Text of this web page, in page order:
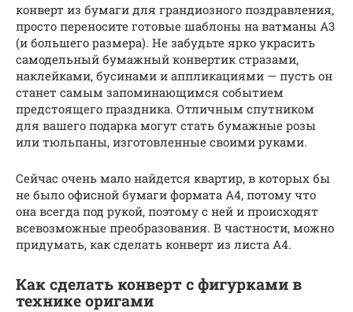
конверт из бумаги для грандиозного поздравления,
просто переносите готовые шаблоны на ватманы А3
(и большего размера). Не забудьте ярко украсить
самодельный бумажный конвертик стразами,
наклейками, бусинами и аппликациями — пусть он
станет самым запоминающимся событием
предстоящего праздника. Отличным спутником
для вашего подарка могут стать бумажные розы
или тюльпаны, изготовленные своими руками.
Сейчас очень мало найдется квартир, в которых бы
не было офисной бумаги формата А4, потому что
она всегда под рукой, поэтому с ней и происходят
всевозможные преобразования. В частности, можно
придумать, как сделать конверт из листа А4.
Как сделать конверт с фигурками в
технике оригами